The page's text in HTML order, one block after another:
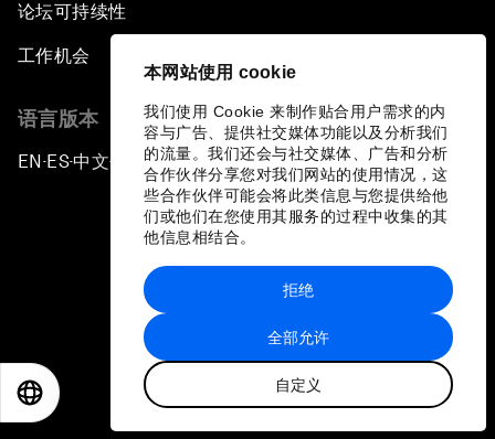
本网站使用 cookie
我们使用 Cookie 来制作贴合用户需求的内
容与广告、提供社交媒体功能以及分析我们
的流量。我们还会与社交媒体、广告和分析
合作伙伴分享您对我们网站的使用情况，这
些合作伙伴可能会将此类信息与您提供给他
们或他们在您使用其服务的过程中收集的其
他信息相结合。
全部允许
自定义
拒绝
论坛可持续性
工作机会
语言版本
EN ▪ES▪中文▪ 日本語
站点地图
世界经济论坛